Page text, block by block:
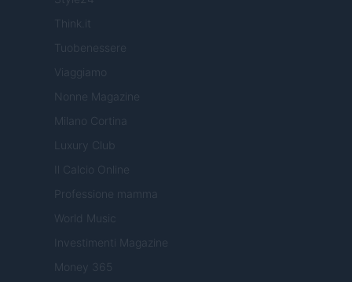
Think.it
Tuobenessere
Viaggiamo
Nonne Magazine
Milano Cortina
Luxury Club
Il Calcio Online
Professione mamma
World Music
Investimenti Magazine
Money 365